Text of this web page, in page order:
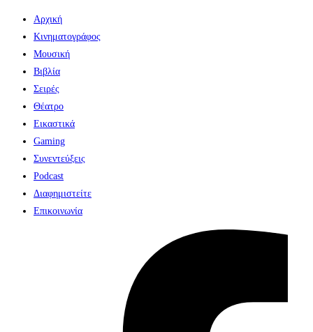
Αρχική
Κινηματογράφος
Μουσική
Βιβλία
Σειρές
Θέατρο
Εικαστικά
Gaming
Συνεντεύξεις
Podcast
Διαφημιστείτε
Επικοινωνία